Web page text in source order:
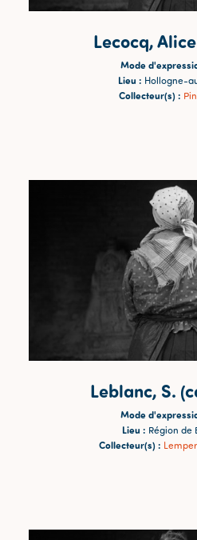
Lecocq,
Mode
Lieu : Hollogne-
Collecteur(s) :
Leblanc, S.
Mode
Lieu : Région de
Collecteur(s) :